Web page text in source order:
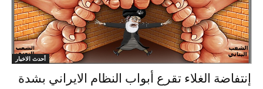
أحدث الاخبار
إنتفاضة الغلاء تقرع أبواب النظام الايراني بشدة